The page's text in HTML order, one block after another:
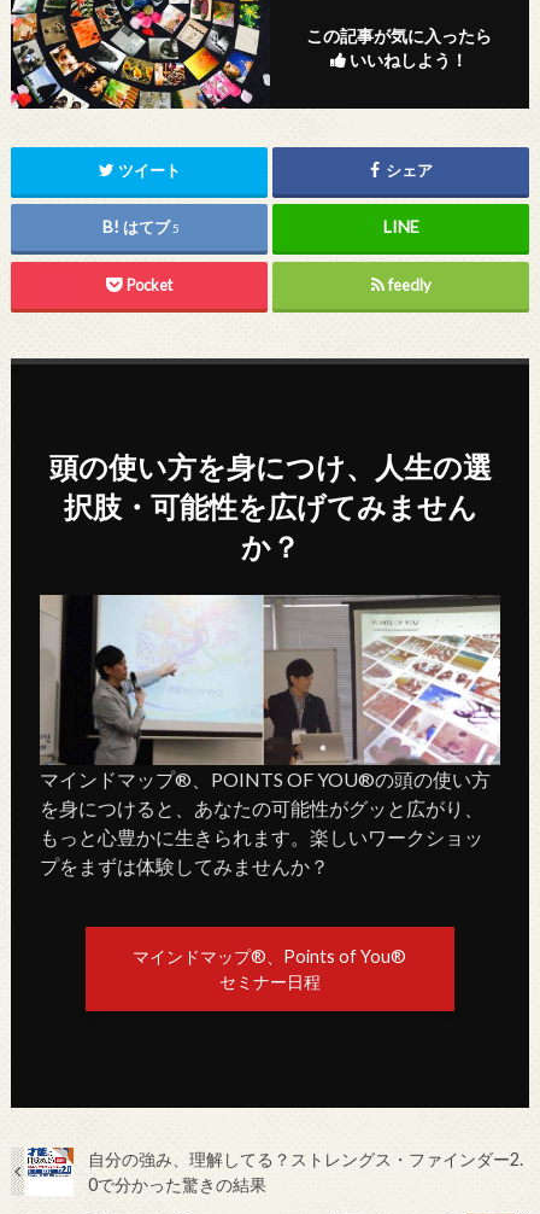
この記事が気に入ったら
いいねしよう！
ツイート シェア
はてブ 5
Pocket feedly
頭の使い方を身につけ、人生の選
択肢・可能性を広げてみません
か？
マインドマップ®、POINTS OF YOU®の頭の使い方
を身につけると、あなたの可能性がグッと広がり、
もっと心豊かに生きられます。楽しいワークショッ
プをまずは体験してみませんか？
マインドマップ®、Points of You®
セミナー日程
自分の強み、理解してる？ストレングス・ファインダー2.
0で分かった驚きの結果